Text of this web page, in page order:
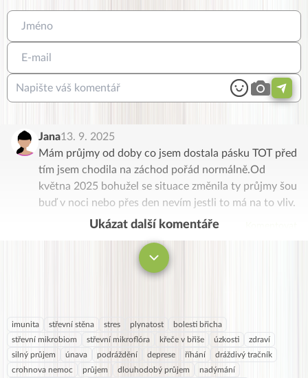
Jana13. 9. 2025
Mám průjmy od doby co jsem dostala pásku TOT před
tím jsem chodila na záchod pořád normálně.Od
května 2025 bohužel se situace změnila ty průjmy šou
buď v noci nebo přes den nevím jestli to má na to vliv.
Ukázat další komentáře
imunita střevní stěna stres plynatost
bolesti břicha
střevní mikrobiom
střevní mikroflóra křeče v břiše úzkosti
zdraví
silný průjem
únava podráždění deprese říhání
dráždivý tračník
crohnova nemoc
průjem dlouhodobý průjem nadýmání